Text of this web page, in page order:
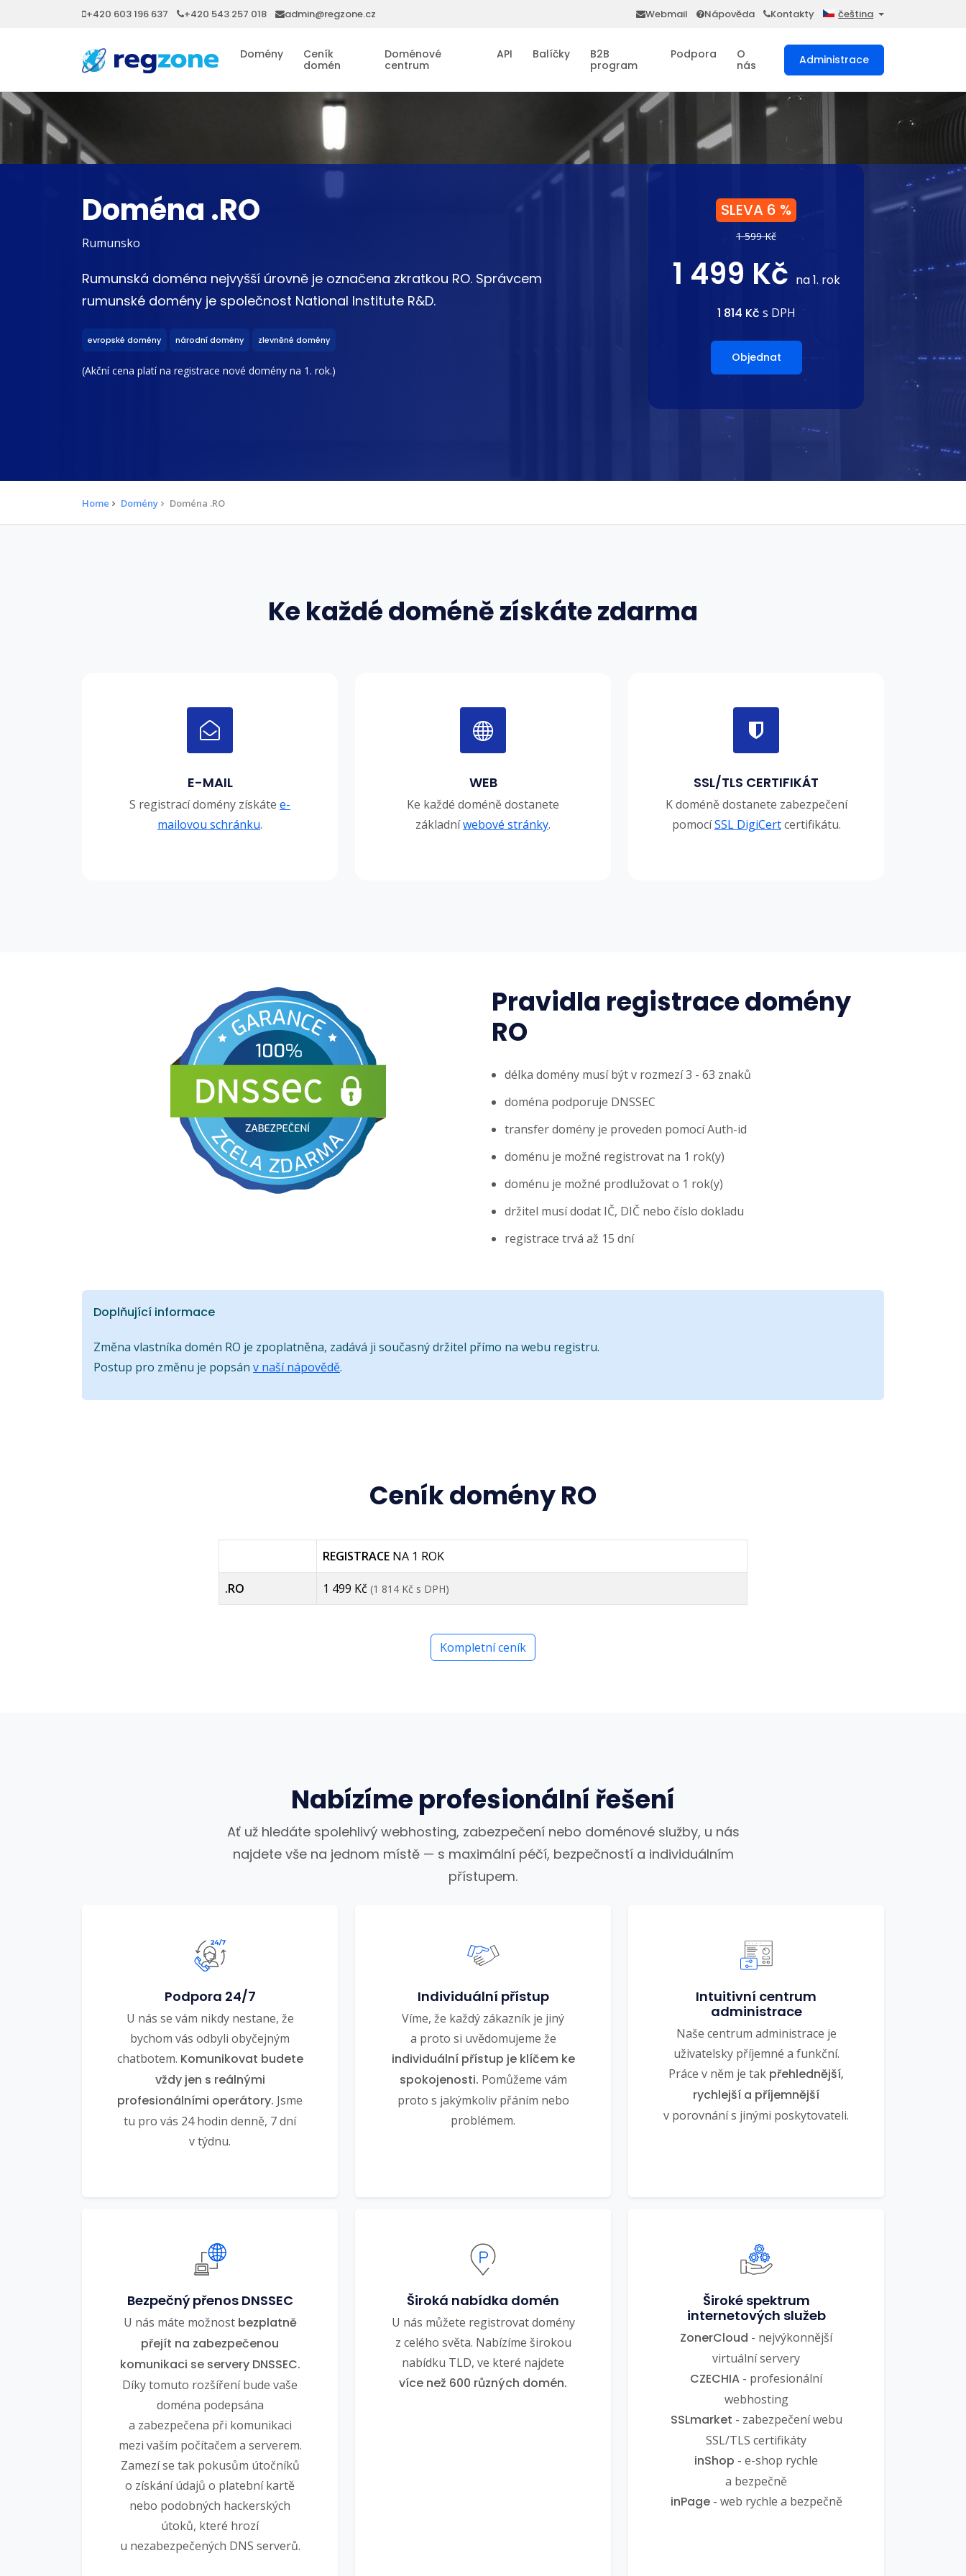
+420 603 196 637 +420 543 257 018 admin@regzone.cz Webmail Nápověda Kontakty čeština
Domény
Ceník
domén
Doménové
centrum
API Balíčky
B2B
program
Podpora
O
nás
Administrace
Doména .RO
Rumunsko
Rumunská doména nejvyšší úrovně je označena zkratkou RO. Správcem
rumunské domény je společnost National Institute R&D.
evropské domény národní domény zlevněné domény
(Akční cena platí na registrace nové domény na 1. rok.)
SLEVA 6 %
1 599 Kč
1 499 Kč na 1. rok
1 814 Kč s DPH
Objednat
Home Domény Doména .RO
Ke každé doméně získáte zdarma
E-MAIL
S registrací domény získáte e-
mailovou schránku.
WEB
Ke každé doméně dostanete
základníwebové stránky.
SSL/TLS CERTIFIKÁT
K doméně dostanete zabezpečení
pomocíSSL DigiCertcertifikátu.
Pravidla registrace domény
RO
délka domény musí být v rozmezí 3 - 63 znaků
doména podporuje DNSSEC
transfer domény je proveden pomocí Auth-id
doménu je možné registrovat na 1 rok(y)
doménu je možné prodlužovat o 1 rok(y)
držitel musí dodat IČ, DIČ nebo číslo dokladu
registrace trvá až 15 dní
Doplňující informace
Změna vlastníka domén RO je zpoplatněna, zadává ji současný držitel přímo na webu registru.
Postup pro změnu je popsán v naší nápovědě.
Ceník domény RO
REGISTRACE NA 1 ROK
.RO 1 499 Kč (1 814 Kč s DPH)
Kompletní ceník
Nabízíme profesionální řešení
Ať už hledáte spolehlivý webhosting, zabezpečení nebo doménové služby, u nás
najdete vše na jednom místě — s maximální péčí, bezpečností a individuálním
přístupem.
Podpora 24/7
U nás se vám nikdy nestane, že
bychom vás odbyli obyčejným
chatbotem. Komunikovat budete
vždy jen s reálnými
profesionálními operátory. Jsme
tu pro vás 24 hodin denně, 7 dní
v týdnu.
Individuální přístup
Víme, že každý zákazník je jiný
a proto si uvědomujeme že
individuální přístup je klíčem ke
spokojenosti. Pomůžeme vám
proto s jakýmkoliv přáním nebo
problémem.
Intuitivní centrum
administrace
Naše centrum administrace je
uživatelsky příjemné a funkční.
Práce v něm je tak přehlednější,
rychlejší a příjemnější
v porovnání s jinými poskytovateli.
Bezpečný přenos DNSSEC
U nás máte možnost bezplatně
přejít na zabezpečenou
komunikaci se servery DNSSEC.
Díky tomuto rozšíření bude vaše
doména podepsána
a zabezpečena při komunikaci
mezi vaším počítačem a serverem.
Zamezí se tak pokusům útočníků
o získání údajů o platební kartě
nebo podobných hackerských
útoků, které hrozí
u nezabezpečených DNS serverů.
Široká nabídka domén
U nás můžete registrovat domény
z celého světa. Nabízíme širokou
nabídku TLD, ve které najdete
více než 600 různých domén.
Široké spektrum
internetových služeb
ZonerCloud - nejvýkonnější
virtuální servery
CZECHIA - profesionální
webhosting
SSLmarket - zabezpečení webu
SSL/TLS certifikáty
inShop - e-shop rychle
a bezpečně
inPage- web rychle a bezpečně